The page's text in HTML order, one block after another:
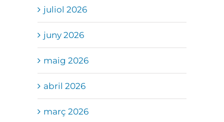
juliol 2026
juny 2026
maig 2026
abril 2026
març 2026